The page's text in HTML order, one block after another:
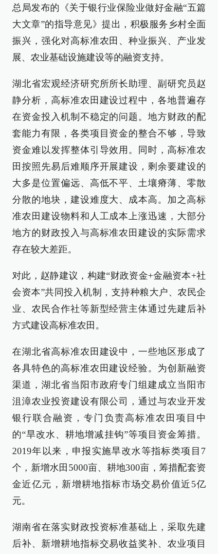
总局发布的《关于银行业保险业做好金融“五篇
大文章”的指导意见》提出，积极服务乡村全面
振兴，强化对高标准农田、种业振兴、产业发
展、农业基础设施建设等的融资支持。
湖北省宏观经济研究所所长助理、副研究员赵
静分析，高标准农田建设过程中，各地普遍存
在资金投入机制不稳定的问题。地方财政的配
套能力有限，各类项目资金的整合不够，导致
资金难以发挥整体引导效用。同时，高标准农
田按照先易后难顺序开展建设，剩余要建设的
大多是位置偏远、高低不平、土壤瘠薄、零散
分散的地块，建设难度大、成本高。加之高标
准农田建设物料和人工成本上涨迅速，大部分
地方的财政投入与高标准农田建设的实际需求
存在较大差距。
对此，赵静建议，构建“财政资金+金融资本+社
会资本”共同投入机制，支持种粮大户、农民企
业、农民合作社等新型经营主体通过先建后补
方式建设高标准农田。
在湖北省高标准农田建设中，一些地区形成了
各具特色的高标准农田建设经验。为创新融资
渠道，湖北省当阳市政府专门组建成立当阳市
沮漳农业投资建设有限公司，通过与农业开发
银行联合融资，专门负责高标准农田项目中
的“旱改水、耕地增减挂钩”等项目资金筹措。
2019年以来，申报实施旱改水等指标类项目7
个，新增水田5000亩、耕地300亩，筹措配套资
金近亿元，新增耕地指标市场交易价值近5亿
元。
湖南省在落实财政投资标准基础上，采取先建
后补、新增耕地指标交易收益奖补、农业项目